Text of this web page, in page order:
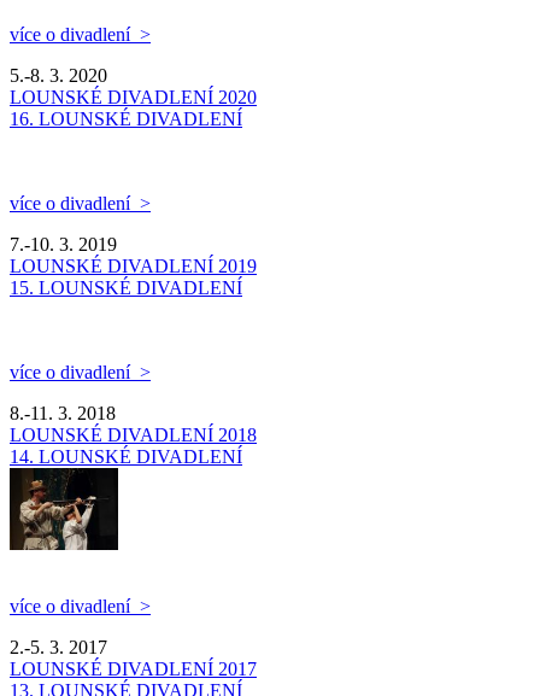
více o divadlení >
5.-8. 3. 2020
LOUNSKÉ DIVADLENÍ 2020
16. LOUNSKÉ DIVADLENÍ
více o divadlení >
7.-10. 3. 2019
LOUNSKÉ DIVADLENÍ 2019
15. LOUNSKÉ DIVADLENÍ
více o divadlení >
8.-11. 3. 2018
LOUNSKÉ DIVADLENÍ 2018
14. LOUNSKÉ DIVADLENÍ
více o divadlení >
2.-5. 3. 2017
LOUNSKÉ DIVADLENÍ 2017
13. LOUNSKÉ DIVADLENÍ